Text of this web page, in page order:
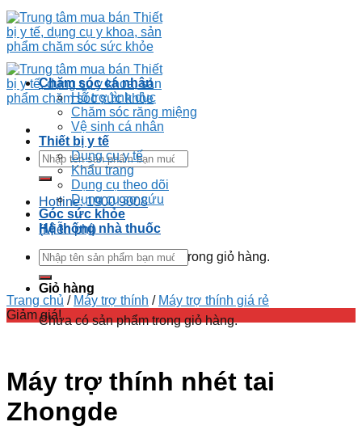
Hotline: 1900 9008
(Miễn phí)
Chưa có sản phẩm trong giỏ hàng.
Giỏ hàng
Chưa có sản phẩm trong giỏ hàng.
Chăm sóc cá nhân
Hỗ trợ tình dục
Chăm sóc răng miệng
Vệ sinh cá nhân
Thiết bị y tế
Dụng cụ y tế
Khẩu trang
Dụng cụ theo dõi
Dụng cụ sơ cứu
Góc sức khỏe
Hệ thống nhà thuốc
Trang chủ / Máy trợ thính / Máy trợ thính giá rẻ
Giảm giá!
Máy trợ thính nhét tai
Zhongde